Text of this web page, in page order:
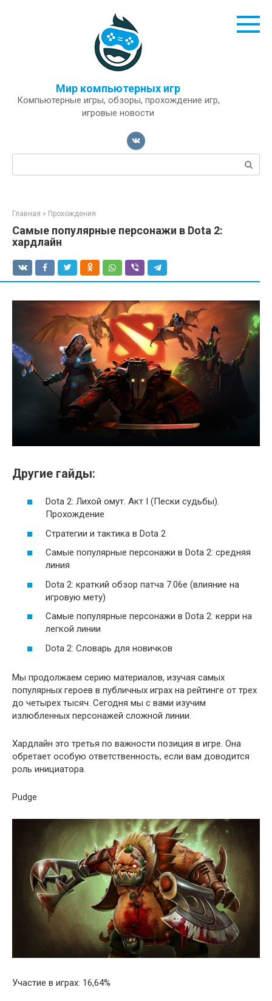
Мир компьютерных игр
Компьютерные игры, обзоры, прохождение игр,
игровые новости
Поиск:
Главная » Прохождения
Самые популярные персонажи в Dota 2:
хардлайн
Другие гайды:
Dota 2: Лихой омут. Акт I (Пески судьбы).
Прохождение
Стратегии и тактика в Dota 2
Самые популярные персонажи в Dota 2: средняя
линия
Dota 2: краткий обзор патча 7.06e (влияние на
игровую мету)
Самые популярные персонажи в Dota 2: керри на
легкой линии
Dota 2: Словарь для новичков
Мы продолжаем серию материалов, изучая самых
популярных героев в публичных играх на рейтинге от трех
до четырех тысяч. Сегодня мы с вами изучим
излюбленных персонажей сложной линии.
Хардлайн это третья по важности позиция в игре. Она
обретает особую ответственность, если вам доводится
роль инициатора.
Pudge
Участие в играх: 16,64%